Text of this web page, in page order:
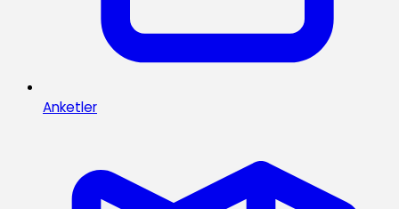
Anketler